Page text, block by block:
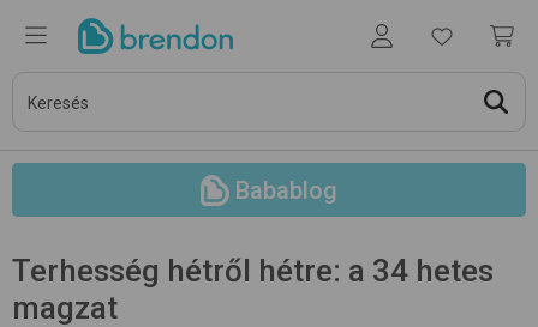
Babablog
Terhesség hétről hétre: a 34 hetes
magzat